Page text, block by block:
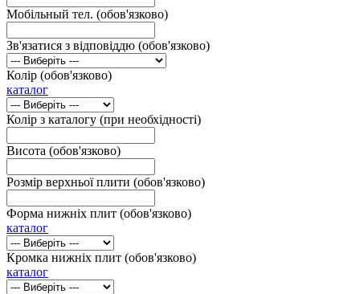
Мобільный тел. (обов'язково)
Зв'язатися з відповіддю (обов'язково)
Колір (обов'язково)
каталог
Колір з каталогу (при необхідності)
Висота (обов'язково)
Розмір верхньої плити (обов'язково)
Форма нижніх плит (обов'язково)
каталог
Кромка нижніх плит (обов'язково)
каталог